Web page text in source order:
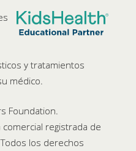
y tratamientos
médico.
Foundation.
registrada de
los derechos